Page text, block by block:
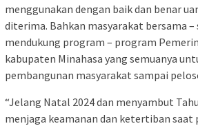
menggunakan dengan baik dan benar
diterima. Bahkan masyarakat bersama –
mendukung program – program
kabupaten Minahasa yang semuanya
pembangunan masyarakat sampai
“Jelang Natal 2024 dan menyambut
menjaga keamanan dan ketertiban saat